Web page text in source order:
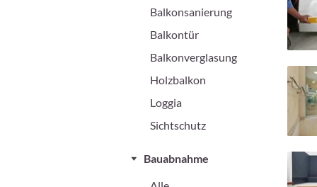
Balkonsanierung
Balkontür
Balkonverglasung
Holzbalkon
Loggia
Sichtschutz
Bauabnahme